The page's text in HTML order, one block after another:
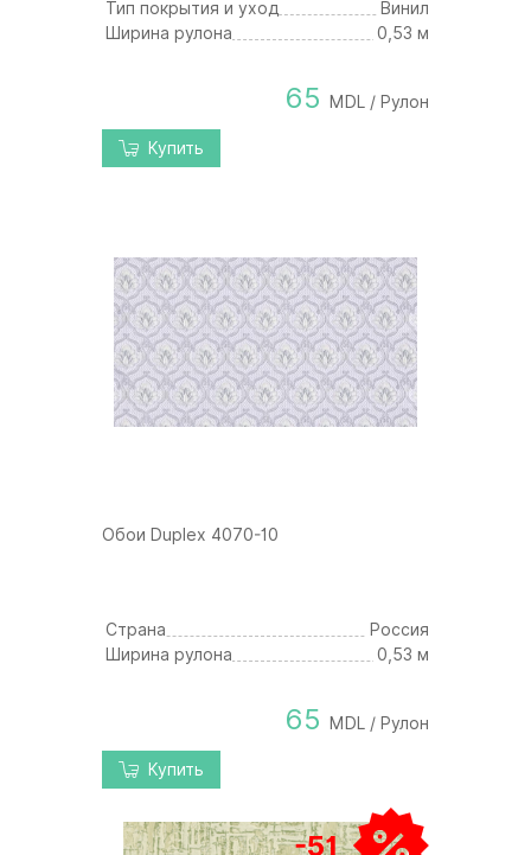
Тип покрытия и уход
Винил
Ширина рулона
0,53 м
65 MDL / Рулон
Купить
Обои Duplex 4070-10
Страна
Россия
Ширина рулона
0,53 м
65 MDL / Рулон
Купить
-51